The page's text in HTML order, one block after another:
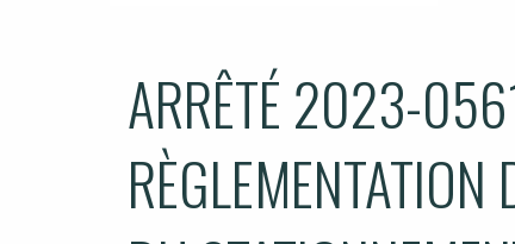
ARRÊTÉ 2023-